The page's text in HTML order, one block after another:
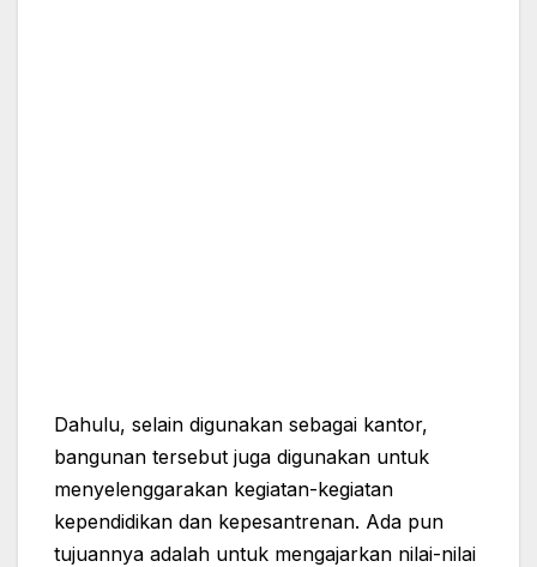
Dahulu, selain digunakan sebagai kantor,
bangunan tersebut juga digunakan untuk
menyelenggarakan kegiatan-kegiatan
kependidikan dan kepesantrenan. Ada pun
tujuannya adalah untuk mengajarkan nilai-nilai